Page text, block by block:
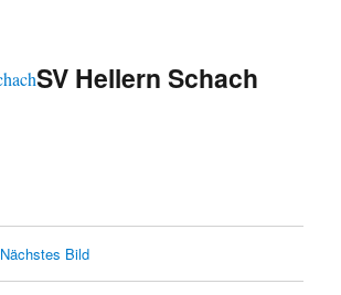
SV Hellern Schach
Nächstes Bild